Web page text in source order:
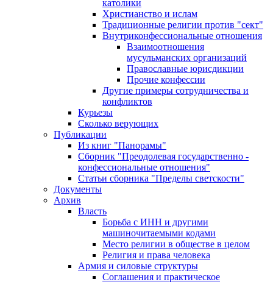
католики
Христианство и ислам
Традиционные религии против "сект"
Внутриконфессиональные отношения
Взаимоотношения
мусульманских организаций
Православные юрисдикции
Прочие конфессии
Другие примеры сотрудничества и
конфликтов
Курьезы
Сколько верующих
Публикации
Из книг "Панорамы"
Сборник "Преодолевая государственно -
конфессиональные отношения"
Статьи сборника "Пределы светскости"
Документы
Архив
Власть
Борьба с ИНН и другими
машиночитаемыми кодами
Место религии в обществе в целом
Религия и права человека
Армия и силовые структуры
Соглашения и практическое